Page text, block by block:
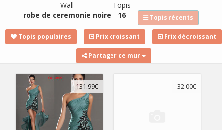
Wall
robe de ceremonie noire
Topis
16
Topis récents
Topis populaires Prix croissant Prix décroissant
Partager ce mur
131.99€ 32.00€